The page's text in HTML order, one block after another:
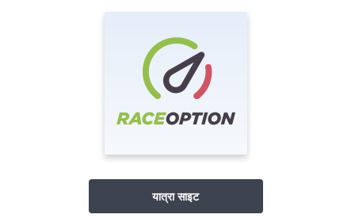
यात्रा साइट